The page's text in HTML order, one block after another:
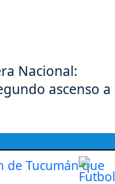
Nacional:
ascenso a